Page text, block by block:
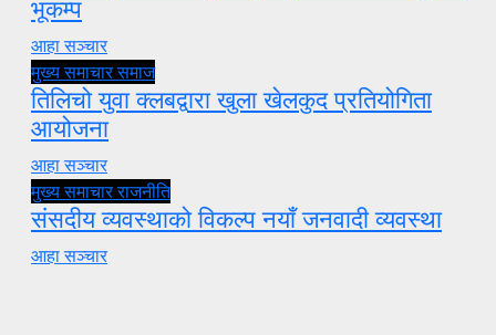
भूकम्प
आहा सञ्चार
मुख्य समाचारसमाज
तिलिचो युवा क्लबद्वारा खुला खेलकुद प्रतियोगिता
आयोजना
आहा सञ्चार
मुख्य समाचारराजनीति
संसदीय व्यवस्थाको विकल्प नयाँ जनवादी व्यवस्था
आहा सञ्चार